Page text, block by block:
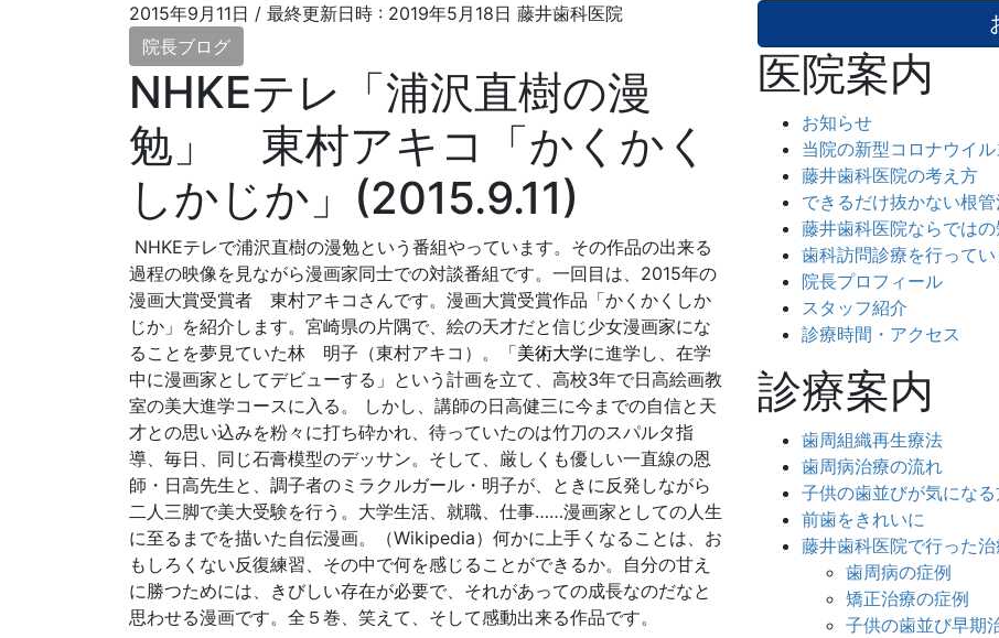
2015年9月11日 / 最終更新日時 : 2019年5月18日 藤井歯科医院
院長ブログ
NHKEテレ「浦沢直樹の漫
勉」 東村アキコ「かくかく
しかじか」(2015.9.11)
NHKEテレで浦沢直樹の漫勉という番組やっています。その作品の出来る
過程の映像を見ながら漫画家同士での対談番組です。一回目は、2015年の
漫画大賞受賞者 東村アキコさんです。漫画大賞受賞作品「かくかくしか
じか」を紹介します。宮崎県の片隅で、絵の天才だと信じ少女漫画家にな
ることを夢見ていた林 明子（東村アキコ）。「美術大学に進学し、在学
中に漫画家としてデビューする」という計画を立て、高校3年で日高絵画教
室の美大進学コースに入る。 しかし、講師の日高健三に今までの自信と天
才との思い込みを粉々に打ち砕かれ、待っていたのは竹刀のスパルタ指
導、毎日、同じ石膏模型のデッサン。そして、厳しくも優しい一直線の恩
師・日高先生と、調子者のミラクルガール・明子が、ときに反発しながら
二人三脚で美大受験を行う。大学生活、就職、仕事……漫画家としての人生
に至るまでを描いた自伝漫画。（Wikipedia）何かに上手くなることは、お
もしろくない反復練習、その中で何を感じることができるか。自分の甘え
に勝つためには、きびしい存在が必要で、それがあっての成長なのだなと
思わせる漫画です。全５巻、笑えて、そして感動出来る作品です。
医院案内
お知らせ
当院の新型コロナウイ
藤井歯科医院の考え方
できるだけ抜かない根
藤井歯科医院ならでは
歯科訪問診療を行ってい
院長プロフィール
スタッフ紹介
診療時間・アクセス
診療案内
歯周組織再生療法
歯周病治療の流れ
子供の歯並びが気にな
前歯をきれいに
藤井歯科医院で行った治
歯周病の症例
矯正治療の症例
子供の歯並び早期